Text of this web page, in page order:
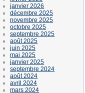
janvier 2026
décembre 2025
novembre 2025
octobre 2025
septembre 2025
août 2025
juin 2025
mai 2025
janvier 2025
septembre 2024
août 2024
avril 2024
mars 2024